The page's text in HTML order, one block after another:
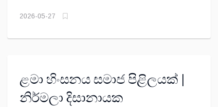
2026-05-27
ළමා හිංසනය සමාජ පිළිලයක් |
නිර්මලා දිසානායක